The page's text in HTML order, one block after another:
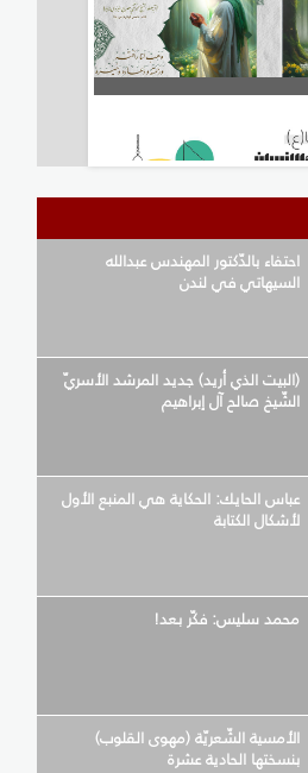
احتفاء بالدّكتور المهندس عبدالله
السيهاتي في لندن
(البيت الذي أريد) جديد المرشد الأسريّ
الشّيخ صالح آل إبراهيم
عباس الحايك: الحكاية هي المنبع الأول
لأشكال الكتابة
محمد سليس: فكّر بعد!
الأمسية الشّعريّة (مهوى القلوب)
بنسختها الحادية عشرة